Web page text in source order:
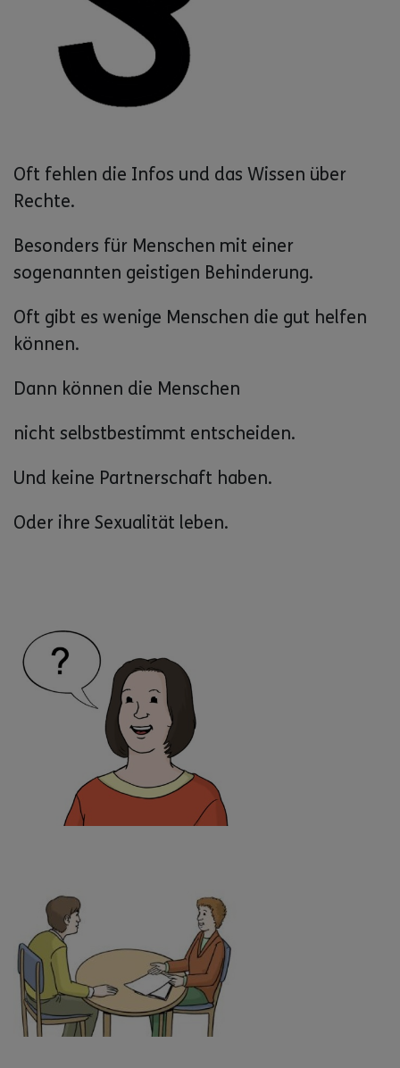
Oft fehlen die Infos und das Wissen über
Rechte.
Besonders für Menschen mit einer
sogenannten geistigen Behinderung.
Oft gibt es wenige Menschen die gut helfen
können.
Dann können die Menschen
nicht selbstbestimmt entscheiden.
Und keine Partnerschaft haben.
Oder ihre Sexualität leben.